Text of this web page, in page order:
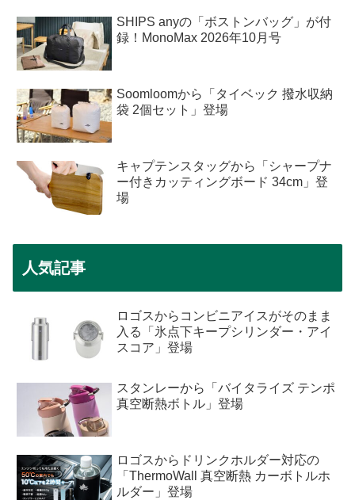
SHIPS anyの「ボストンバッグ」が付
録！MonoMax 2026年10月号
Soomloomから「タイベック 撥水収納
袋 2個セット」登場
キャプテンスタッグから「シャープナ
ー付きカッティングボード 34cm」登
場
人気記事
ロゴスからコンビニアイスがそのまま
入る「氷点下キープシリンダー・アイ
スコア」登場
スタンレーから「バイタライズ テンポ
真空断熱ボトル」登場
ロゴスからドリンクホルダー対応の
「ThermoWall 真空断熱 カーボトルホ
ルダー」登場